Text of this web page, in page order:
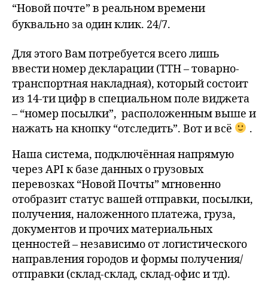
“Новой почте” в реальном времени
буквально за один клик. 24/7.
Для этого Вам потребуется всего лишь
ввести номер декларации (ТТН – товарно-
транспортная накладная), который состоит
из 14-ти цифр в специальном поле виджета
– “номер посылки”, расположенным выше и
нажать на кнопку “отследить”. Вот и всё
.
Наша система, подключённая напрямую
через API к базе данных о грузовых
перевозках “Новой Почты” мгновенно
отобразит статус вашей отправки, посылки,
получения, наложенного платежа, груза,
документов и прочих материальных
ценностей – независимо от логистического
направления городов и формы получения/
отправки (склад-склад, склад-офис и тд).